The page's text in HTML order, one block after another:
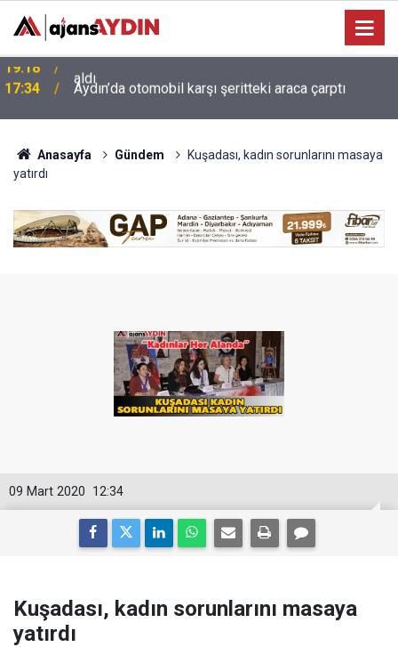
17:34 Aydın’da otomobil karşı şeritteki araca çarptı
Anasayfa Gündem
Kuşadası, kadın sorunlarını masaya
yatırdı
12:34
09 Mart 2020
Kuşadası, kadın sorunlarını masaya
yatırdı